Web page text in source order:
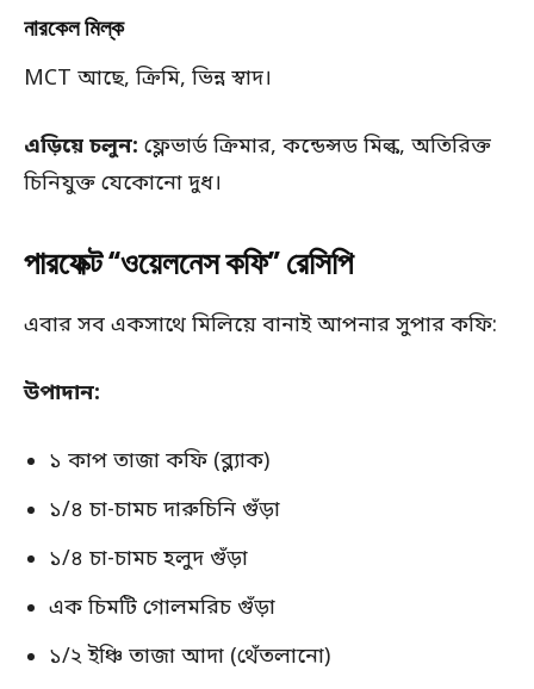
নারকেল মিল্ক
MCT আছে, ক্রিমি, ভিন্ন স্বাদ।
এড়িয়ে চলুন: ফ্লেভার্ড ক্রিমার, কন্ডেন্সড মিল্ক, অতিরিক্ত
চিনিযুক্ত যেকোনো দুধ।
পারফেক্ট “ওয়েলনেস কফি” রেসিপি
এবার সব একসাথে মিলিয়ে বানাই আপনার সুপার কফি:
উপাদান:
১ কাপ তাজা কফি (ব্ল্যাক)
১/৪ চা-চামচ দারুচিনি গুঁড়া
১/৪ চা-চামচ হলুদ গুঁড়া
এক চিমটি গোলমরিচ গুঁড়া
১/২ ইঞ্চি তাজা আদা (থেঁতলানো)